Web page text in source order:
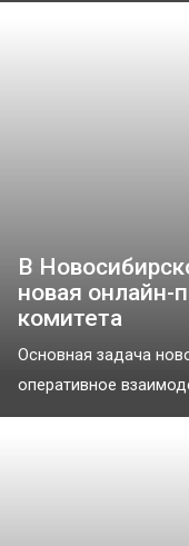
В
новая онлайн-
комитета
Основная задача
оперативное